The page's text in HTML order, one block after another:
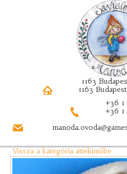
1163
1163
+36
+36
Vissza a kategória áttekintőbe